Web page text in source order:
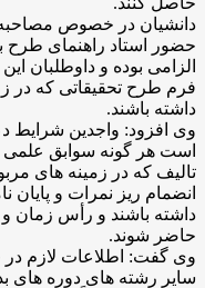
دانشیان در خصوص
حضور استاد راهنمای
الزامی بوده و داوطلبان
فرم طرح تحقیقاتی که در
داشته باشند.
وی افزود: واجدین شرایط
است هر گونه سوابق علمی و
تالیف که در زمینه های
انضمام ریز نمرات و
داشته باشند و رأس زمان
حاضر شوند.
وی گفت: اطلاعات لازم
سایر رشته های دوره های